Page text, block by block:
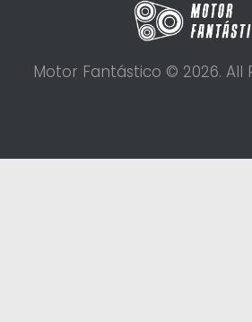
Motor Fantástico © 2026. All